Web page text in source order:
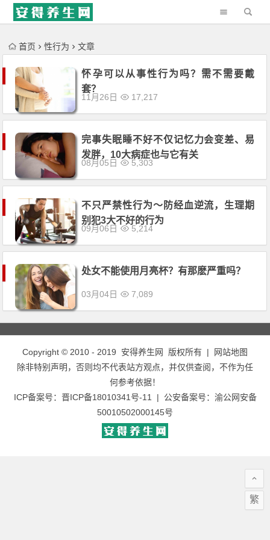
'); })();
首页 性行为 文章
怀孕可以从事性行为吗？需不需要戴
套？
11月26日 17,217
完事失眠睡不好不仅记忆力会变差、易
发胖，10大病症也与它有关
08月05日 5,303
不只严禁性行为〜防经血逆流，生理期
别犯3大不好的行为
09月06日 5,214
处女不能使用月亮杯？有那麽严重吗？
03月04日 7,089
Copyright © 2010 - 2019 安得养生网 版权所有 |
网站地图
除非特别声明，否则均不代表站方观点，并仅供查阅，不作为任
何参考依据！
ICP备案号： 晋ICP备18010341号-11 | 公安备案号： 渝公网安备
50010502000145号
繁